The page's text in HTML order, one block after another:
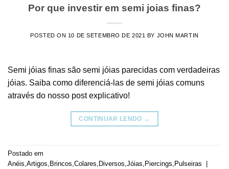
Por que investir em semi joias finas?
POSTED ON 10 DE SETEMBRO DE 2021 BY JOHN MARTIN
Semi jóias finas são semi jóias parecidas com verdadeiras
jóias. Saiba como diferenciá-las de semi jóias comuns
através do nosso post explicativo!
CONTINUAR LENDO →
Postado em
Anéis Artigos Brincos Colares Diversos Jóias Piercings Pulseiras